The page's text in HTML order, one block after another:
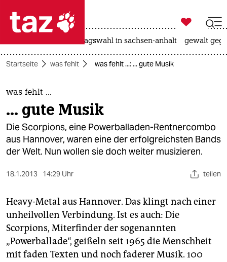
 taz zahl ich
taz zahl ich
themen
politik
öko
sport
berlin
nord

taz zahl ich
landtagswahl in sachsen-anhalt gewalt
Startseite was fehlt was fehlt ...: ... gute Musik
was fehlt ...
... gute Musik
Die Scorpions, eine Powerballaden-Rentnercombo
aus Hannover, waren eine der erfolgreichsten Bands
der Welt. Nun wollen sie doch weiter musizieren.
18.1.2013 14:29 Uhr teilen
Heavy-Metal aus Hannover. Das klingt nach einer
unheilvollen Verbindung. Ist es auch: Die
Scorpions, Miterfinder der sogenannten
„Powerballade“, geißeln seit 1965 die Menschheit
mit faden Texten und noch faderer Musik. 100